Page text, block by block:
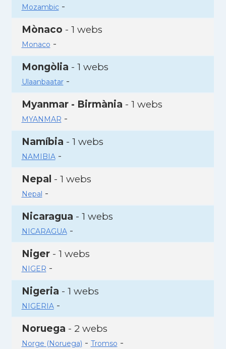
Mozambic-
Mònaco - 1 webs
Monaco -
Mongòlia - 1 webs
Ulaanbaatar-
Myanmar - Birmània - 1 webs
MYANMAR -
Namíbia - 1 webs
NAMIBIA-
Nepal - 1 webs
Nepal -
Nicaragua - 1 webs
NICARAGUA-
Niger- 1 webs
NIGER -
Nigeria - 1 webs
NIGERIA-
Noruega - 2 webs
Norge (Noruega) - Tromso -